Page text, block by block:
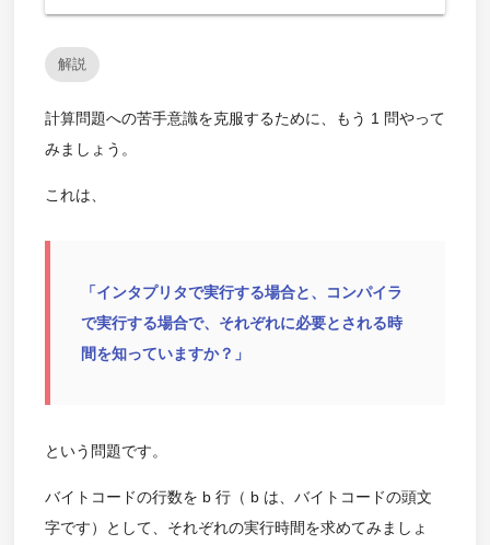
解説
計算問題への苦手意識を克服するために、もう 1 問やって
みましょう。
これは、
「インタプリタで実行する場合と、コンパイラ
で実行する場合で、それぞれに必要とされる時
間を知っていますか？」
という問題です。
バイトコードの行数を b 行（ b は、バイトコードの頭文
字です）として、それぞれの実行時間を求めてみましょ